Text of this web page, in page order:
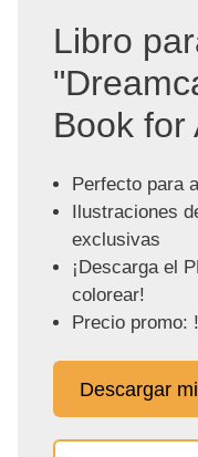
Libro
Book for
Perfecto para
Ilustraciones
exclusivas
¡Descarga el
colorear!
Precio promo: !
Descargar